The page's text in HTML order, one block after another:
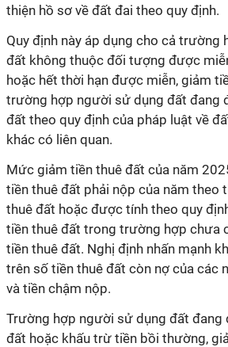
thiện hồ sơ về đất đai theo quy định.
Quy định này áp dụng cho cả trường
đất không thuộc đối tượng được
hoặc hết thời hạn được miễn, giảm
trường hợp người sử dụng đất đang
đất theo quy định của pháp luật về
khác có liên quan.
Mức giảm tiền thuê đất của năm
tiền thuê đất phải nộp của năm theo
thuê đất hoặc được tính theo quy
tiền thuê đất trong trường hợp chưa
tiền thuê đất. Nghị định nhấn mạnh
trên số tiền thuê đất còn nợ của các
và tiền chậm nộp.
Trường hợp người sử dụng đất đang
đất hoặc khấu trừ tiền bồi thường,